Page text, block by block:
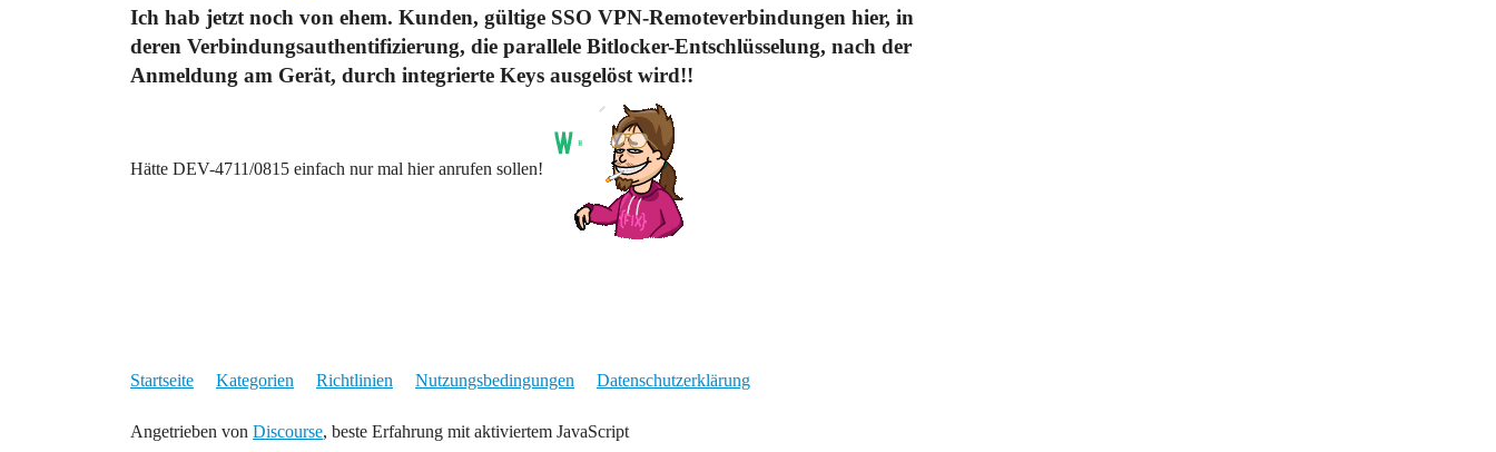
Ich hab jetzt noch von ehem. Kunden, gültige SSO VPN-Remoteverbindungen hier, in
deren Verbindungsauthentifizierung, die parallele Bitlocker-Entschlüsselung, nach der
Anmeldung am Gerät, durch integrierte Keys ausgelöst wird!!
Hätte DEV-4711/0815 einfach nur mal hier anrufen sollen!
Startseite Kategorien Richtlinien Nutzungsbedingungen Datenschutzerklärung
Angetrieben von Discourse, beste Erfahrung mit aktiviertem JavaScript